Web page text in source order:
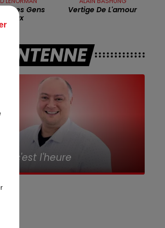
- 19h00
RDL
Des Gens
Vertige De L'amour
c'est l'heure